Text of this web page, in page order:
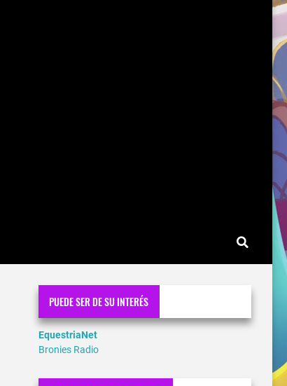
PUEDE SER DE SU INTERÉS
EquestriaNet
Bronies Radio